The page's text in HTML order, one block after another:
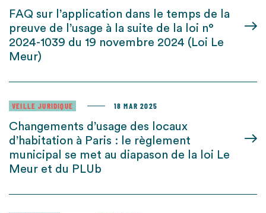
FAQ sur l’application dans le temps de la
preuve de l’usage à la suite de la loi n°
2024-1039 du 19 novembre 2024 (Loi Le
Meur)
VEILLE JURIDIQUE 18 MAR 2025
Changements d’usage des locaux
d’habitation à Paris : le règlement
municipal se met au diapason de la loi Le
Meur et du PLUb